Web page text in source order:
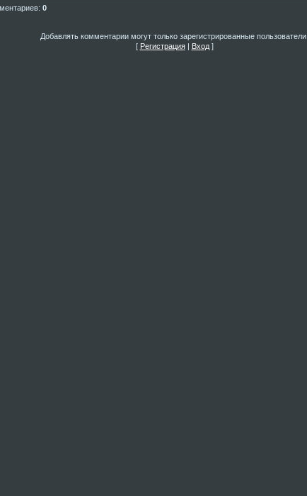
: 0
Добавлять комментарии могут только зарегистрированные пользователи.
[ Регистрация| Вход]